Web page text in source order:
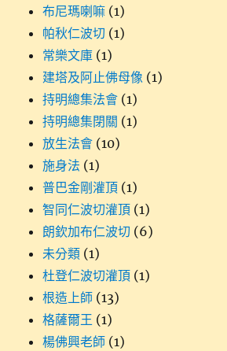
布尼瑪喇嘛 (1)
帕秋仁波切 (1)
常樂文庫 (1)
建塔及阿止佛母像 (1)
持明總集法會 (1)
持明總集閉關 (1)
放生法會 (10)
施身法 (1)
普巴金剛灌頂 (1)
智同仁波切灌頂 (1)
朗欽加布仁波切 (6)
未分類 (1)
杜登仁波切灌頂 (1)
根造上師 (13)
格薩爾王 (1)
楊佛興老師 (1)